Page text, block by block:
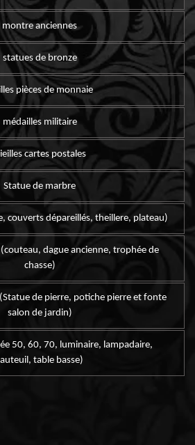
montre anciennes
statues de bronze
pièces de monnaie
médailles militaire
cartes postales
Statue de marbre
couverts dépareillés, theillere, plateau)
dague ancienne, trophée de
chasse)
de pierre, potiche pierre et fonte
salon de jardin)
50, 60, 70, luminaire, lampadaire,
table basse)